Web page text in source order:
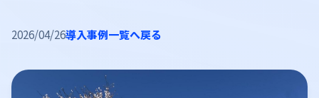
2026/04/26導入事例一覧へ戻る